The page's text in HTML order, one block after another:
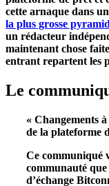
cette arnaque dans
la plus grosse
un rédacteur
maintenant chose
entrant repartent les
Le
« Changements
de la plateforme
Ce communiqué
communauté
d’échange